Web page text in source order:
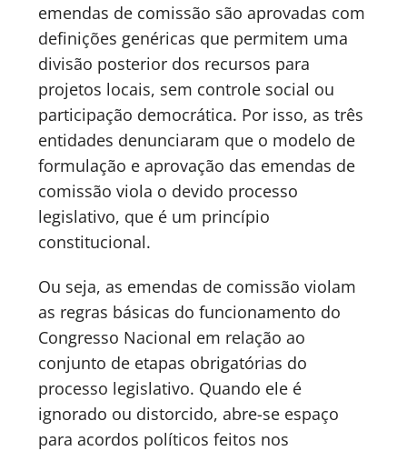
emendas de comissão são aprovadas com
definições genéricas que permitem uma
divisão posterior dos recursos para
projetos locais, sem controle social ou
participação democrática. Por isso, as três
entidades denunciaram que o modelo de
formulação e aprovação das emendas de
comissão viola o devido processo
legislativo, que é um princípio
constitucional.
Ou seja, as emendas de comissão violam
as regras básicas do funcionamento do
Congresso Nacional em relação ao
conjunto de etapas obrigatórias do
processo legislativo. Quando ele é
ignorado ou distorcido, abre-se espaço
para acordos políticos feitos nos